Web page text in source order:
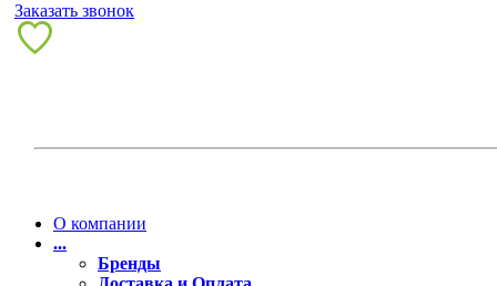
Заказать звонок
О компании
...
Бренды